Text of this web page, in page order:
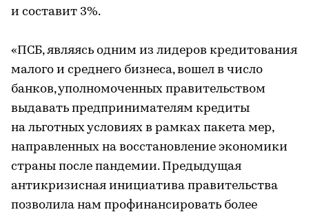
и составит 3%.
«ПСБ, являясь одним из лидеров кредитования
малого и среднего бизнеса, вошел в число
банков, уполномоченных правительством
выдавать предпринимателям кредиты
на льготных условиях в рамках пакета мер,
направленных на восстановление экономики
страны после пандемии. Предыдущая
антикризисная инициатива правительства
позволила нам профинансировать более